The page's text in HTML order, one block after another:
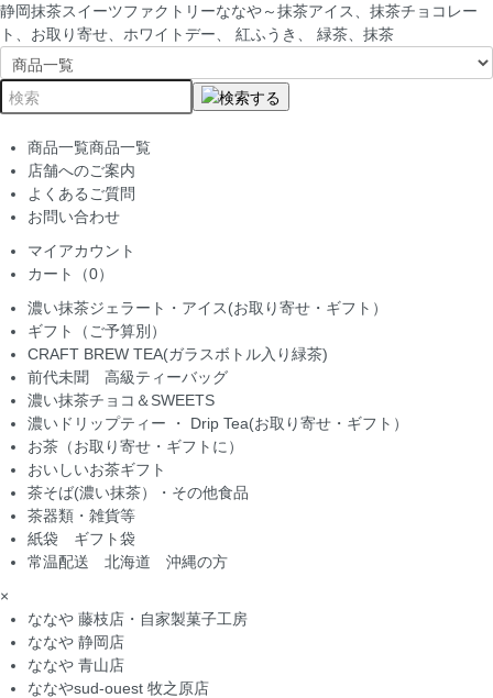
静岡抹茶スイーツファクトリーななや～抹茶アイス、抹茶チョコレー
ト、お取り寄せ、ホワイトデー、 紅ふうき、 緑茶、抹茶
商品一覧商品一覧
店舗へのご案内
よくあるご質問
お問い合わせ
マイアカウント
カート（0）
濃い抹茶ジェラート・アイス(お取り寄せ・ギフト）
ギフト（ご予算別）
CRAFT BREW TEA(ガラスボトル入り緑茶)
前代未聞 高級ティーバッグ
濃い抹茶チョコ＆SWEETS
濃いドリップティー ・ Drip Tea(お取り寄せ・ギフト）
お茶（お取り寄せ・ギフトに）
おいしいお茶ギフト
茶そば(濃い抹茶）・その他食品
茶器類・雑貨等
紙袋 ギフト袋
常温配送 北海道 沖縄の方
×
ななや 藤枝店・自家製菓子工房
ななや 静岡店
ななや 青山店
ななやsud-ouest 牧之原店